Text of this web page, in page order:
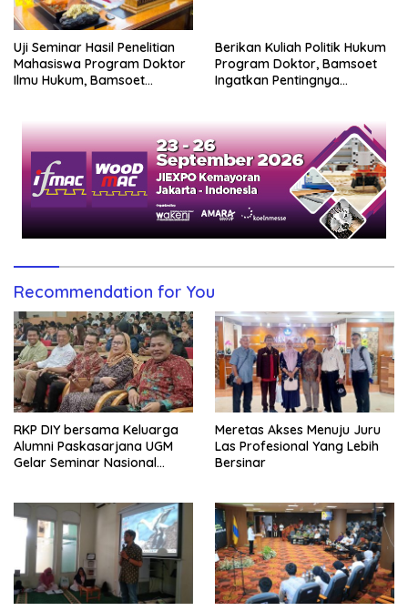
Uji Seminar Hasil Penelitian
Mahasiswa Program Doktor
Ilmu Hukum, Bamsoet
Berikan Kuliah Politik Hukum
Program Doktor, Bamsoet
Ingatkan Pentingnya
Recommendation for You
RKP DIY bersama Keluarga
Alumni Paskasarjana UGM
Gelar Seminar Nasional
Meretas Akses Menuju Juru
Las Profesional Yang Lebih
Bersinar